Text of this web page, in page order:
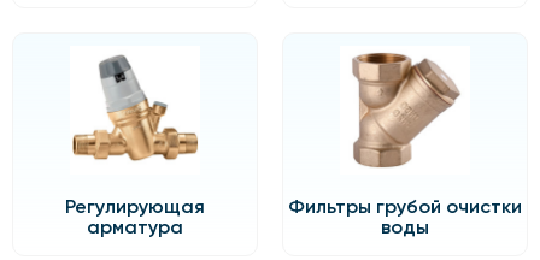
Регулирующая
арматура
Фильтры грубой очистки
воды